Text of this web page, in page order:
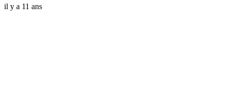
il y a 11 ans